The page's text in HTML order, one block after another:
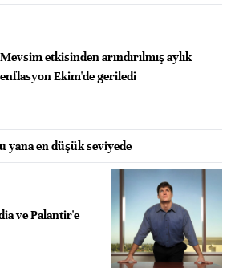
Mevsim etkisinden arındırılmış aylık
enflasyon Ekim'de geriledi
yana en düşük seviyede
ve Palantir'e